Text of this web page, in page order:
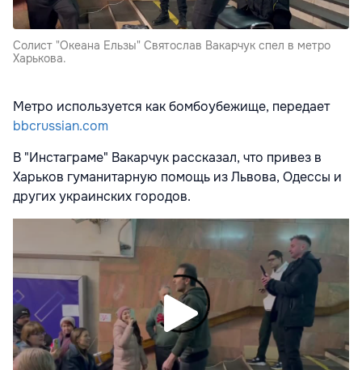
Солист "Океана Ельзы" Святослав Вакарчук спел в метро
Харькова.
Метро используется как бомбоубежище, передает
bbcrussian.com
В "Инстаграме" Вакарчук рассказал, что привез в
Харьков гуманитарную помощь из Львова, Одессы и
других украинских городов.